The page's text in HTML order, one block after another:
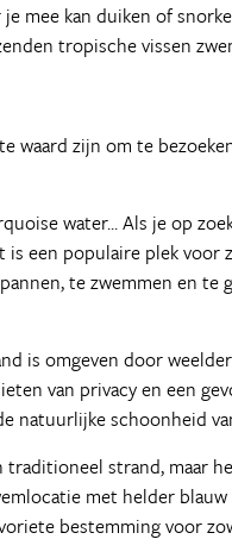
mee kan duiken of
tropische vissen
waard zijn om te
water... Als je op
is een populaire plek
te zwemmen en
is omgeven door
van privacy en een
natuurlijke schoonheid
traditioneel strand, maar
met helder
bestemming voor